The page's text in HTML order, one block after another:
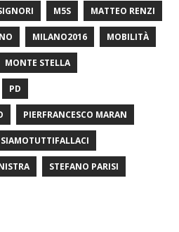
M5S MATTEO RENZI
MILANO2016 MOBILITÀ
MONTE STELLA
PD
PIERFRANCESCO MARAN
SIAMOTUTTIFALLACI
STEFANO PARISI